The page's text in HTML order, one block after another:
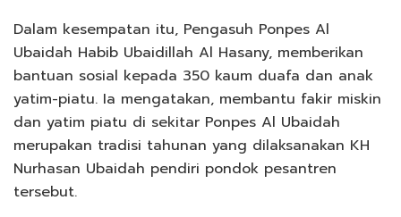
Dalam kesempatan itu, Pengasuh Ponpes Al
Ubaidah Habib Ubaidillah Al Hasany, memberikan
bantuan sosial kepada 350 kaum duafa dan anak
yatim-piatu. Ia mengatakan, membantu fakir miskin
dan yatim piatu di sekitar Ponpes Al Ubaidah
merupakan tradisi tahunan yang dilaksanakan KH
Nurhasan Ubaidah pendiri pondok pesantren
tersebut.